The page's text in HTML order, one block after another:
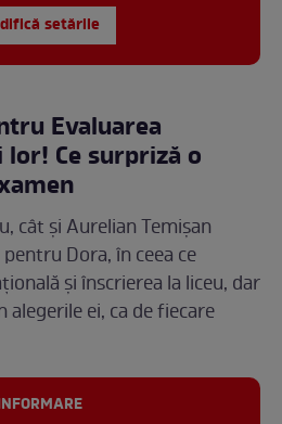
setările
Evaluarea
Ce surpriză o
cât și Aurelian Temișan
Dora, în ceea ce
și înscrierea la liceu, dar
alegerile ei, ca de fiecare